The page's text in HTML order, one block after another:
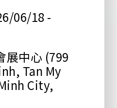
06/18 -
展中心 (799
Tan My
City,